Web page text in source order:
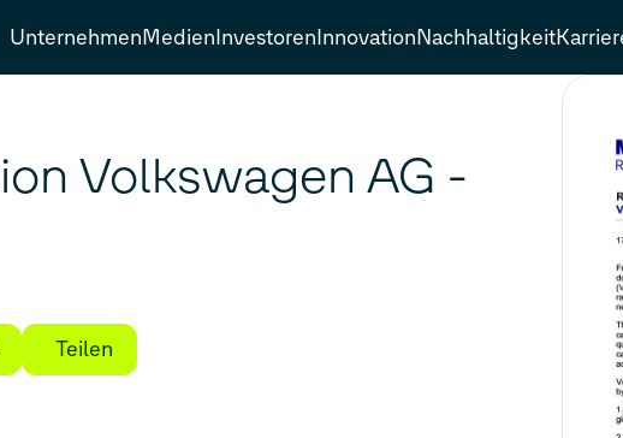
UnternehmenMedienInvestorenInnovationNachhaltigkeit
Volkswagen AG -
Teilen